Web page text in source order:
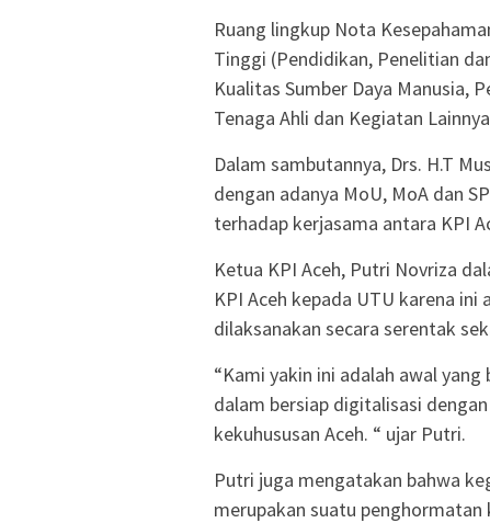
Ruang lingkup Nota
Tinggi (Pendidikan, Penelitian
Kualitas Sumber Daya Manusia,
Tenaga Ahli dan Kegiatan
Dalam sambutannya, Drs. H.T
dengan adanya MoU, MoA dan
terhadap kerjasama antara KPI
Ketua KPI Aceh, Putri Novriza
KPI Aceh kepada UTU karena
dilaksanakan secara serentak
“Kami yakin ini adalah awal
dalam bersiap digitalisasi
kekuhususan Aceh. “ ujar Putri.
Putri juga mengatakan bahwa
merupakan suatu